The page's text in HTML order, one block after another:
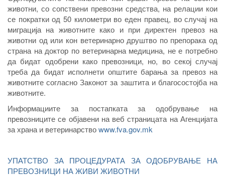
животни, со сопствени превозни средства, на релации кои
се пократки од 50 километри во еден правец, во случај на
миграција на животните како и при директен превоз на
животни од или кон ветеринарно друштво по препорака од
страна на доктор по ветеринарна медицина, не е потребно
да бидат одобрени како превозници, но, во секој случај
треба да бидат исполнети општите барања за превоз на
животните согласно Законот за заштита и благосостојба на
животните.
Информациите за постапката за одобрување на
превозниците сe објавени на веб страницата на Агенцијата
за храна и ветеринарствоwww.fva.gov.mk
УПАТСТВО ЗА ПРОЦЕДУРАТА ЗА ОДОБРУВАЊЕ НА
ПРЕВОЗНИЦИ НА ЖИВИ ЖИВОТНИ